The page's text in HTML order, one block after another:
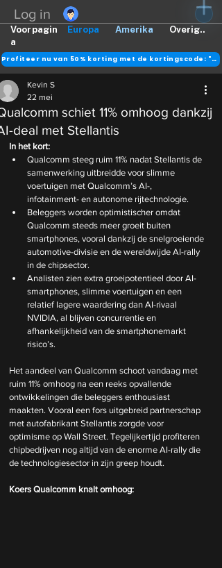
Log in
Europa Amerika Overig..
Voorpagin
a
Profiteer nu van 50% korting met de kortingscode: "DANK"
schiet 11% omhoog dankzij
deal met Stellantis
Kevin S
22 mei
In het kort:
Qualcomm steeg ruim 11% nadat Stellantis de
samenwerking uitbreidde voor slimme
voertuigen met Qualcomm’s AI-,
infotainment- en autonome rijtechnologie.
Beleggers worden optimistischer omdat
Qualcomm steeds meer groeit buiten
smartphones, vooral dankzij de snelgroeiende
automotive-divisie en de wereldwijde AI-rally
in de chipsector.
Analisten zien extra groeipotentieel door AI-
smartphones, slimme voertuigen en een
relatief lagere waardering dan AI-rivaal
NVIDIA, al blijven concurrentie en
afhankelijkheid van de smartphonemarkt
risico’s.
Het aandeel van Qualcomm schoot vandaag met
ruim 11% omhoog na een reeks opvallende
ontwikkelingen die beleggers enthousiast
maakten. Vooral een fors uitgebreid partnerschap
met autofabrikant Stellantis zorgde voor
optimisme op Wall Street. Tegelijkertijd profiteren
chipbedrijven nog altijd van de enorme AI-rally die
de technologiesector in zijn greep houdt.
Koers Qualcomm knalt omhoog: